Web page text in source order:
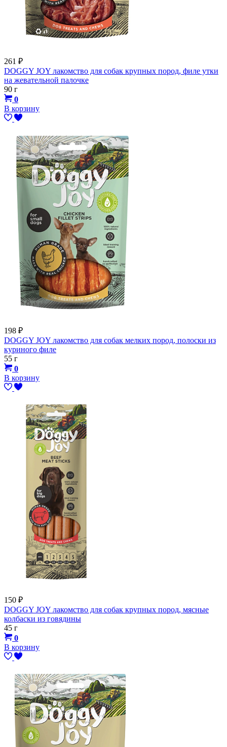
261 ₽
DOGGY JOY лакомство для собак крупных пород, филе утки
на жевательной палочке
90 г
0
В корзину
198 ₽
DOGGY JOY лакомство для собак мелких пород, полоски из
куриного филе
55 г
0
В корзину
150 ₽
DOGGY JOY лакомство для собак крупных пород, мясные
колбаски из говядины
45 г
0
В корзину